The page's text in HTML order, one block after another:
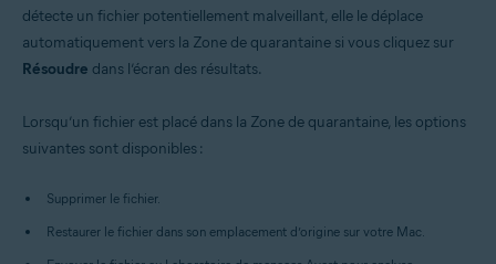
détecte un fichier potentiellement malveillant, elle le déplace
automatiquement vers la Zone de quarantaine si vous cliquez sur
Résoudre dans l’écran des résultats.
Lorsqu’un fichier est placé dans la Zone de quarantaine, les options
suivantes sont disponibles :
Supprimer le fichier.
Restaurer le fichier dans son emplacement d’origine sur votre Mac.